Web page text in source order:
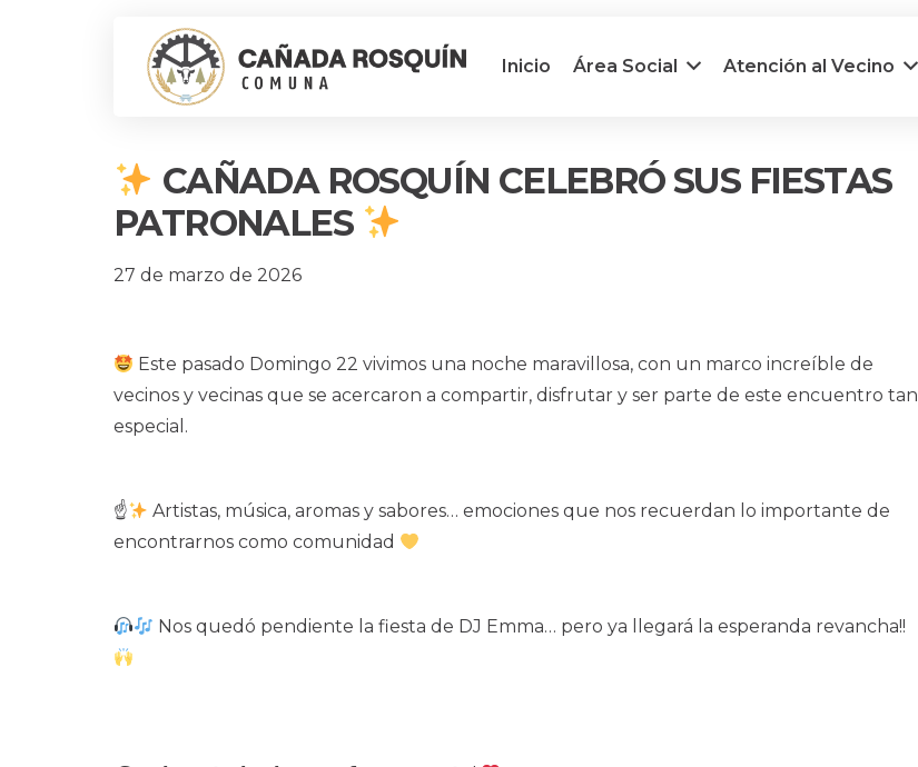
Inicio Área Social Atención al Vecino
CAÑADA ROSQUÍN CELEBRÓ SUS FIESTAS
PATRONALES
27 de marzo de 2026
Este pasado Domingo 22 vivimos una noche maravillosa, con un marco increíble de
vecinos y vecinas que se acercaron a compartir, disfrutar y ser parte de este encuentro tan
especial.
☝
Artistas, música, aromas y sabores… emociones que nos recuerdan lo importante de
encontrarnos como comunidad
Nos quedó pendiente la fiesta de DJ Emma… pero ya llegará la esperanda revancha!!